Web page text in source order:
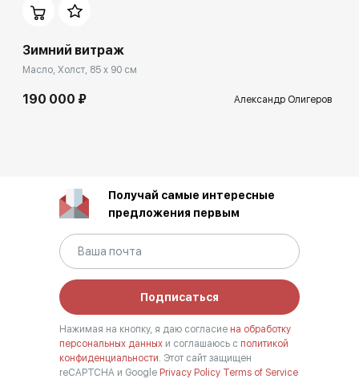
Зимний витраж
Масло, Холст, 85 x 90 см
190 000 ₽ Александр Олигеров
Получай самые интересные
предложения первым
Подписаться
Нажимая на кнопку, я даю согласие на обработку
персональных данных и соглашаюсь с политикой
конфиденциальности. Этот сайт защищен
reCAPTCHA и Google Privacy Policy Terms of Service